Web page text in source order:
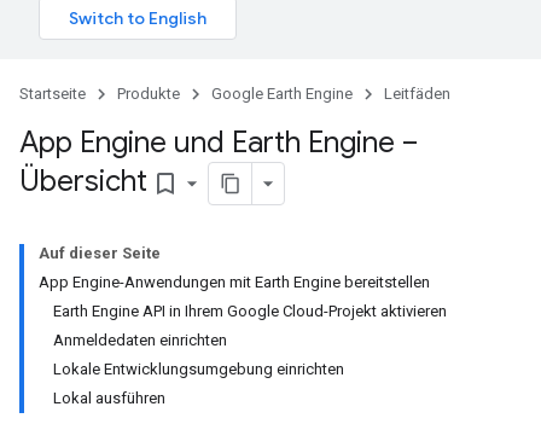
Startseite Produkte Google Earth Engine Leitfäden
App Engine und Earth Engine –
Übersicht bookmark_border
Auf dieser Seite
App Engine-Anwendungen mit Earth Engine bereitstellen
Earth Engine API in Ihrem Google Cloud-Projekt aktivieren
Anmeldedaten einrichten
Lokale Entwicklungsumgebung einrichten
Lokal ausführen